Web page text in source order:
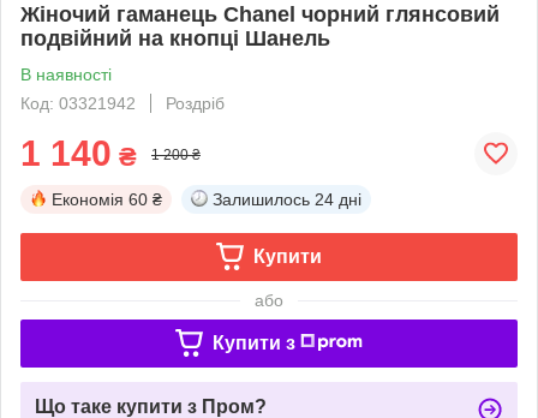
Жіночий гаманець Chanel чорний глянсовий
подвійний на кнопці Шанель
В наявності
Код: 03321942
Роздріб
1 140 ₴ 1 200 ₴
Економія 60 ₴ Залишилось 24 дні
Купити
або
Купити з
Що таке купити з Пром?